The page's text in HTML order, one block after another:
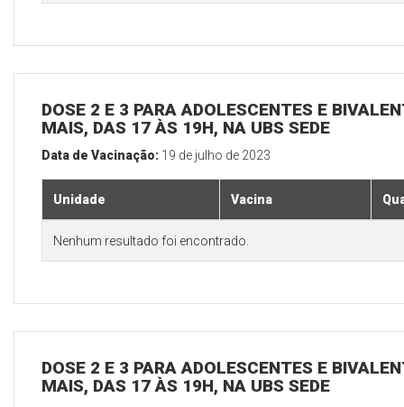
DOSE 2 E 3 PARA ADOLESCENTES E
MAIS, DAS 17 ÀS 19H, NA UBS SEDE
Data de Vacinação: 19 de julho de 2023
Unidade Vacina
Nenhum resultado foi encontrado.
DOSE 2 E 3 PARA ADOLESCENTES E
MAIS, DAS 17 ÀS 19H, NA UBS SEDE